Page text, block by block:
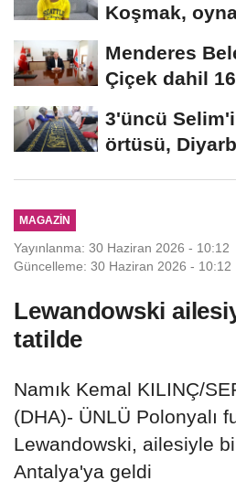
Koşmak,
Menderes
Çiçek dahil
3'üncü
örtüsü,
MAGAZIN
Yayınlanma: 30 Haziran 2026 - 10:12
Güncelleme: 30 Haziran 2026 - 10:12
Lewandowski
tatilde
Namık Kemal KILINÇ/
(DHA)- ÜNLÜ Polonyalı
Lewandowski, ailesiyle
Antalya'ya geldi